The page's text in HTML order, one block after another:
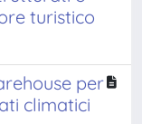
turistico
per
climatici